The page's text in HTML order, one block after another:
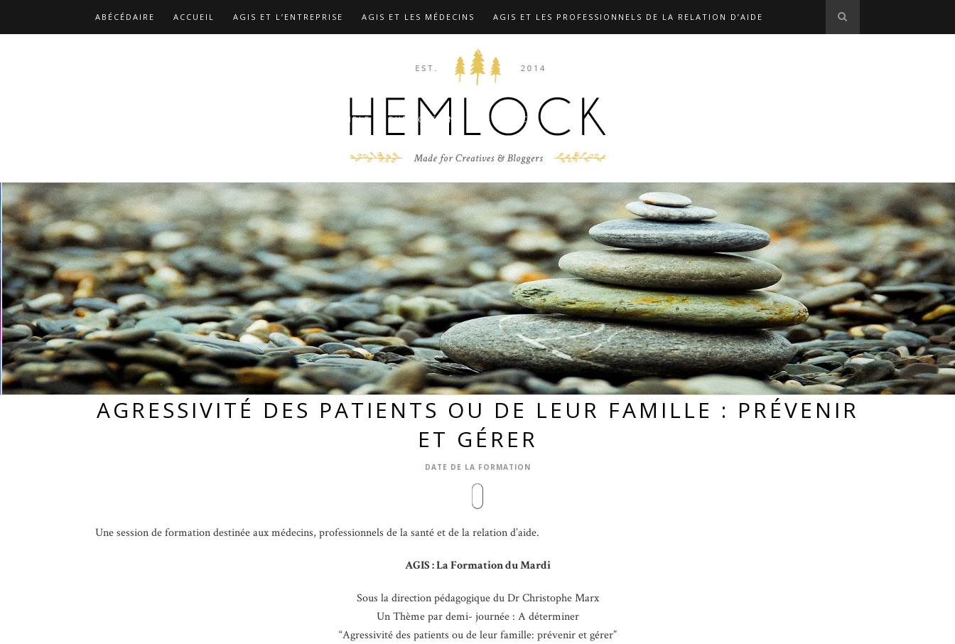
ABÉCÉDAIRE ACCUEIL AGIS ET L’ENTREPRISE AGIS ET LES MÉDECINS AGIS ET LES PROFESSIONNELS DE LA RELATION D’AIDE
CONTACT
MIEUX CONNAÎTRE LE DR CHRISTOPHE MARX
PAGE D’EXEMPLE PUBLICATIONS RÉFÉRENCES
AGRESSIVITÉ DES PATIENTS OU DE LEUR FAMILLE : PRÉVENIR
ET GÉRER
DATE DE LA FORMATION
Une session de formation destinée aux médecins, professionnels de la santé et de la relation d’aide.
AGIS : La Formation du Mardi
Sous la direction pédagogique du Dr Christophe Marx
Un Thème par demi- journée : A déterminer
“Agressivité des patients ou de leur famille: prévenir et gérer”